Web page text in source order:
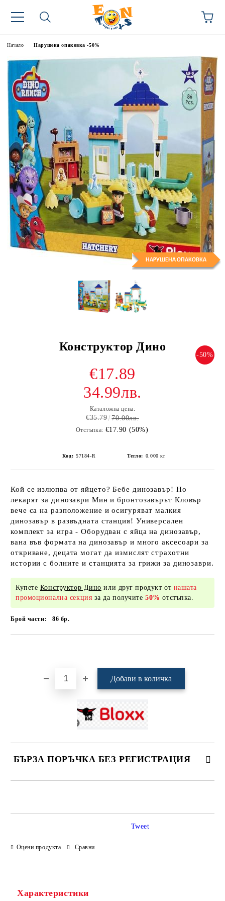
Начало Нарушена опаковка -50%
Конструктор Дино
-50%
€17.89
34.99лв.
Каталожна цена:
€35.79 70.00лв.
Отстъпка: €17.90 (50%)
Код: 57184-R Тегло: 0.000 кг
Кой се излюпва от яйцето? Бебе динозавър! Но
лекарят за динозаври Мин и бронтозавърът Кловър
вече са на разположение и осигуряват малкия
динозавър в развъдната станция! Универсален
комплект за игра - Оборудван с яйца на динозавър,
вана във формата на динозавър и много аксесоари за
откриване, децата могат да измислят страхотни
истории с болните и станцията за грижи за динозаври.
Купете Конструктор Дино или друг продукт от нашата
промоционална секция за да получите50% отстъпка.
Брой части: 86 бр.
БЪРЗА ПОРЪЧКА БЕЗ РЕГИСТРАЦИЯ
Оцени продукта Сравни
Tweet
Характеристики